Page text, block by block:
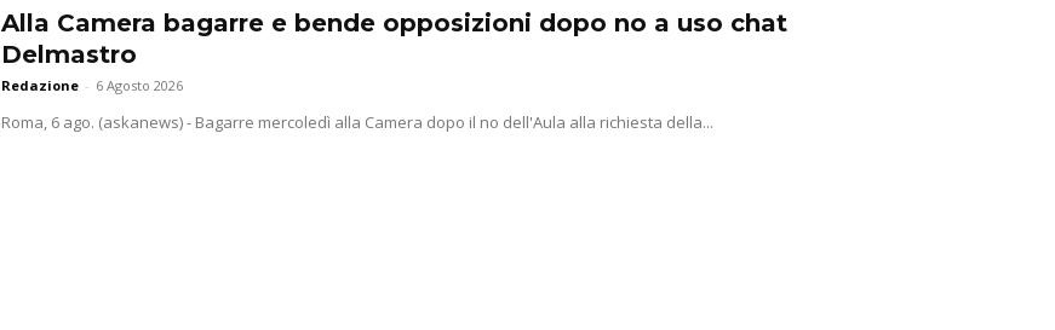
Alla Camera bagarre e bende opposizioni dopo no a uso chat
Delmastro
Redazione - 6 Agosto 2026
Roma, 6 ago. (askanews) - Bagarre mercoledì alla Camera dopo il no dell'Aula alla richiesta della...